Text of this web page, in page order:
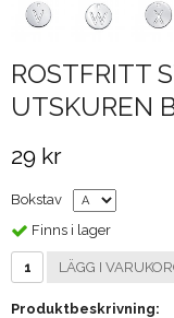
ROSTFRITT
UTSKUREN
29 kr
Bokstav
Finns i lager
LÄGG I
Produktbeskrivning: